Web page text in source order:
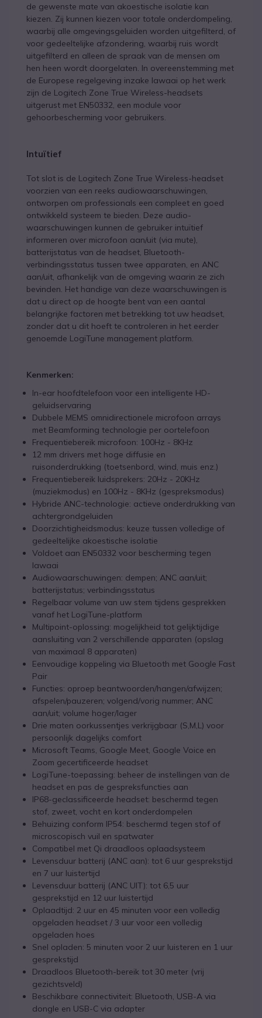
de gewenste mate van akoestische isolatie kan
kiezen. Zij kunnen kiezen voor totale onderdompeling,
waarbij alle omgevingsgeluiden worden uitgefilterd, of
voor gedeeltelijke afzondering, waarbij ruis wordt
uitgefilterd en alleen de spraak van de mensen om
hen heen wordt doorgelaten. In overeenstemming met
de Europese regelgeving inzake lawaai op het werk
zijn de Logitech Zone True Wireless-headsets
uitgerust met EN50332, een module voor
gehoorbescherming voor gebruikers.
Intuïtief
Tot slot is de Logitech Zone True Wireless-headset
voorzien van een reeks audiowaarschuwingen,
ontworpen om professionals een compleet en goed
ontwikkeld systeem te bieden. Deze audio-
waarschuwingen kunnen de gebruiker intuïtief
informeren over microfoon aan/uit (via mute),
batterijstatus van de headset, Bluetooth-
verbindingsstatus tussen twee apparaten, en ANC
aan/uit, afhankelijk van de omgeving waarin ze zich
bevinden. Het handige van deze waarschuwingen is
dat u direct op de hoogte bent van een aantal
belangrijke factoren met betrekking tot uw headset,
zonder dat u dit hoeft te controleren in het eerder
genoemde LogiTune management platform.
Kenmerken:
In-ear hoofdtelefoon voor een intelligente HD-
geluidservaring
Dubbele MEMS omnidirectionele microfoon arrays
met Beamforming technologie per oortelefoon
Frequentiebereik microfoon: 100Hz - 8KHz
12 mm drivers met hoge diffusie en
ruisonderdrukking (toetsenbord, wind, muis enz.)
Frequentiebereik luidsprekers: 20Hz - 20KHz
(muziekmodus) en 100Hz - 8KHz (gespreksmodus)
Hybride ANC-technologie: actieve onderdrukking van
achtergrondgeluiden
Doorzichtigheidsmodus: keuze tussen volledige of
gedeeltelijke akoestische isolatie
Voldoet aan EN50332 voor bescherming tegen
lawaai
Audiowaarschuwingen: dempen; ANC aan/uit;
batterijstatus; verbindingsstatus
Regelbaar volume van uw stem tijdens gesprekken
vanaf het LogiTune-platform
Multipoint-oplossing: mogelijkheid tot gelijktijdige
aansluiting van 2 verschillende apparaten (opslag
van maximaal 8 apparaten)
Eenvoudige koppeling via Bluetooth met Google Fast
Pair
Functies: oproep beantwoorden/hangen/afwijzen;
afspelen/pauzeren; volgend/vorig nummer; ANC
aan/uit; volume hoger/lager
Drie maten oorkussentjes verkrijgbaar (S,M,L) voor
persoonlijk dagelijks comfort
Microsoft Teams, Google Meet, Google Voice en
Zoom gecertificeerde headset
LogiTune-toepassing: beheer de instellingen van de
headset en pas de gespreksfuncties aan
IP68-geclassificeerde headset: beschermd tegen
stof, zweet, vocht en kort onderdompelen
Behuizing conform IP54: beschermd tegen stof of
microscopisch vuil en spatwater
Compatibel met Qi draadloos oplaadsysteem
Levensduur batterij (ANC aan): tot 6 uur gesprekstijd
en 7 uur luistertijd
Levensduur batterij (ANC UIT): tot 6,5 uur
gesprekstijd en 12 uur luistertijd
Oplaadtijd: 2 uur en 45 minuten voor een volledig
opgeladen headset / 3 uur voor een volledig
opgeladen hoes
Snel opladen: 5 minuten voor 2 uur luisteren en 1 uur
gesprekstijd
Draadloos Bluetooth-bereik tot 30 meter (vrij
gezichtsveld)
Beschikbare connectiviteit: Bluetooth, USB-A via
dongle en USB-C via adapter